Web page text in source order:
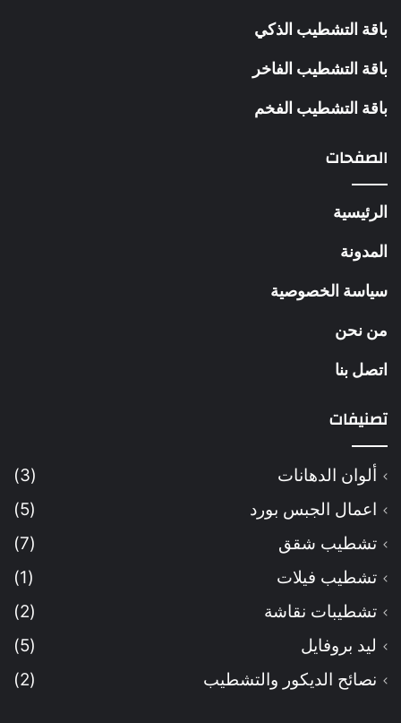
باقة التشطيب الذكي
باقة التشطيب الفاخر
باقة التشطيب الفخم
الصفحات
الرئيسية
المدونة
سياسة الخصوصية
من نحن
اتصل بنا
تصنيفات
ألوان الدهانات
(3)
اعمال الجبس بورد
(5)
تشطيب شقق
(7)
تشطيب فيلات
(1)
تشطيبات نقاشة
(2)
ليد بروفايل
(5)
نصائح الديكور والتشطيب
(2)